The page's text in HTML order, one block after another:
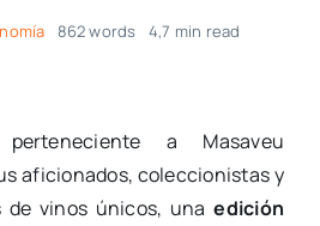
862 words 4,7 min read
a Masaveu
aficionados, coleccionistas y
de vinos únicos, unaedición